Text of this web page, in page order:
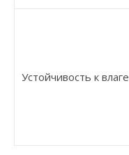
Устойчивость к влаге